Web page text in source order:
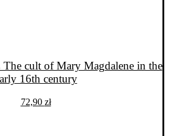
cult of Mary Magdalene in the
16th century
72,90 zł